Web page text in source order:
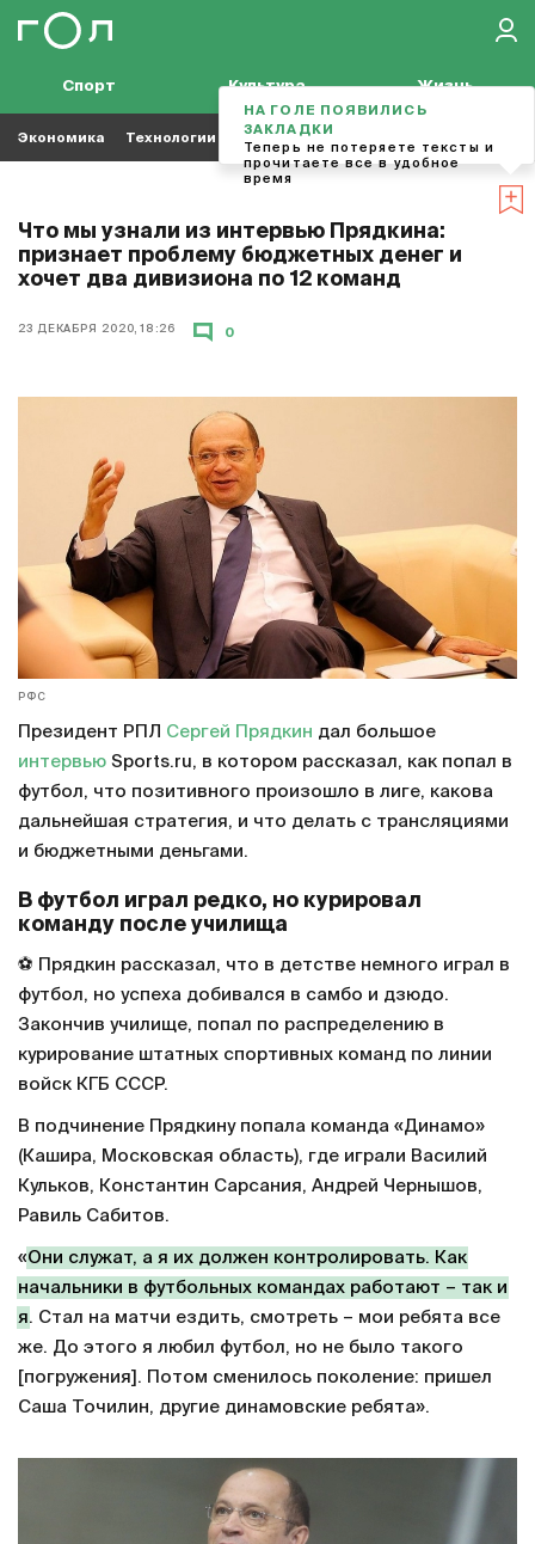
Спорт Культура Жизнь
Экономика Технологии Кино Футбол
Что мы узнали из интервью Прядкина:
признает проблему бюджетных денег и
хочет два дивизиона по 12 команд
23 ДЕКАБРЯ 2020, 18:26 0
РФС
Президент РПЛ Сергей Прядкин дал большое
интервью Sports.ru, в котором рассказал, как попал в
футбол, что позитивного произошло в лиге, какова
дальнейшая стратегия, и что делать с трансляциями
и бюджетными деньгами.
В футбол играл редко, но курировал
команду после училища
⚽️ Прядкин рассказал, что в детстве немного играл в
футбол, но успеха добивался в самбо и дзюдо.
Закончив училище, попал по распределению в
курирование штатных спортивных команд по линии
войск КГБ СССР.
В подчинение Прядкину попала команда «Динамо»
(Кашира, Московская область), где играли Василий
Кульков, Константин Сарсания, Андрей Чернышов,
Равиль Сабитов.
«Они служат, а я их должен контролировать. Как
начальники в футбольных командах работают – так и
я. Стал на матчи ездить, смотреть – мои ребята все
же. До этого я любил футбол, но не было такого
[погружения]. Потом сменилось поколение: пришел
Саша Точилин, другие динамовские ребята».
НА ГОЛЕ ПОЯВИЛИСЬ
ЗАКЛАДКИ
Теперь не потеряете тексты и
прочитаете все в удобное
время